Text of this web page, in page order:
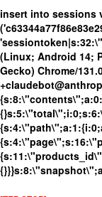
insert into sessions
(Linux; Android 14;
Gecko) Chrome/
{s:8:\"contents\";a:0: